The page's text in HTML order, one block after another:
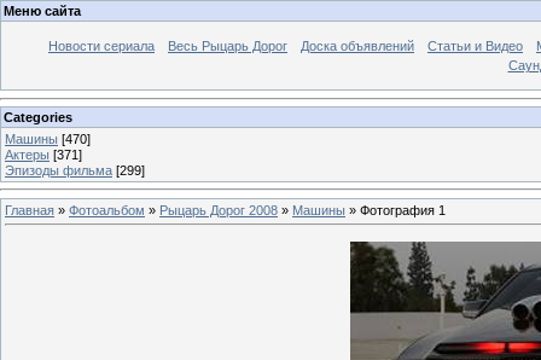
Меню сайта
Новости сериала Весь Рыцарь Дорог Доска объявлений Статьи и Видео
Categories
Машины [470]
Актеры [371]
Эпизоды фильма [299]
Главная » Фотоальбом » Рыцарь Дорог 2008 » Машины » Фотография 1